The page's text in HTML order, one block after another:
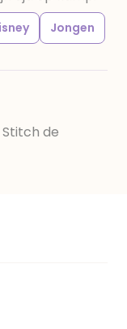
Jongen
de